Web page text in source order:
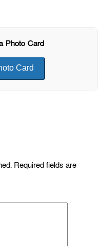
Photo Card
Card
Required fields are